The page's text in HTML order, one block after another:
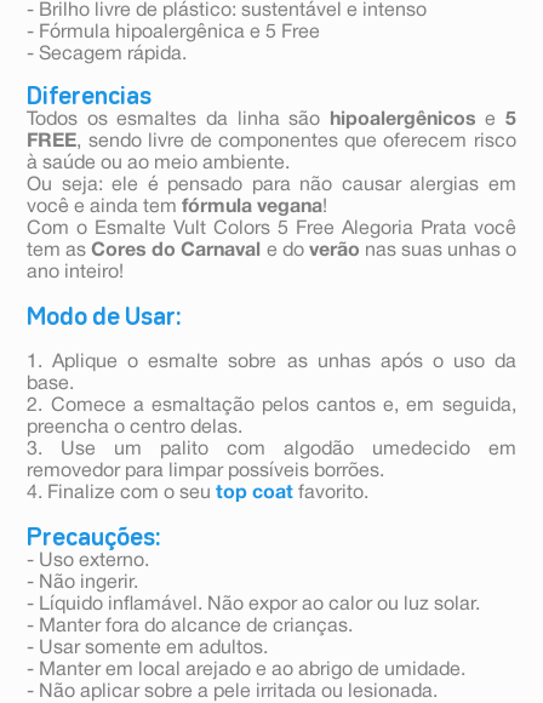
- Brilho livre de plástico: sustentável e intenso
- Fórmula hipoalergênica e 5 Free
- Secagem rápida.
Diferencias
Todos os esmaltes da linha são hipoalergênicos e 5
FREE, sendo livre de componentes que oferecem risco
à saúde ou ao meio ambiente.
Ou seja: ele é pensado para não causar alergias em
você e ainda temfórmula vegana!
Com o Esmalte Vult Colors 5 Free Alegoria Prata você
tem asCores do Carnaval e do verão nas suas unhas o
ano inteiro!
Modo de Usar:
1. Aplique o esmalte sobre as unhas após o uso da
base.
2. Comece a esmaltação pelos cantos e, em seguida,
preencha o centro delas.
3. Use um palito com algodão umedecido em
removedor para limpar possíveis borrões.
4. Finalize com o seutop coat favorito.
Precauções:
- Uso externo.
- Não ingerir.
- Líquido inflamável. Não expor ao calor ou luz solar.
- Manter fora do alcance de crianças.
- Usar somente em adultos.
- Manter em local arejado e ao abrigo de umidade.
- Não aplicar sobre a pele irritada ou lesionada.